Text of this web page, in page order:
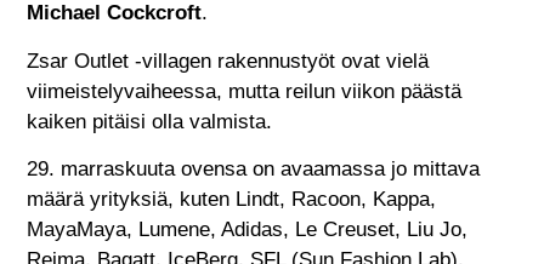
Michael Cockcroft.
Zsar Outlet -villagen rakennustyöt ovat vielä
viimeistelyvaiheessa, mutta reilun viikon päästä
kaiken pitäisi olla valmista.
29. marraskuuta ovensa on avaamassa jo mittava
määrä yrityksiä, kuten Lindt, Racoon, Kappa,
MayaMaya, Lumene, Adidas, Le Creuset, Liu Jo,